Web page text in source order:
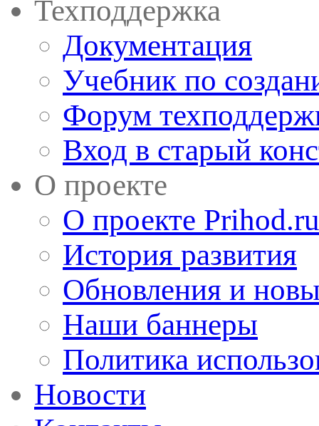
Техподдержка
Документация
Учебник по
Форум
Вход в старый
О проекте
О проекте Prihod.ru
История развития
Обновления и
Наши баннеры
Политика
Новости